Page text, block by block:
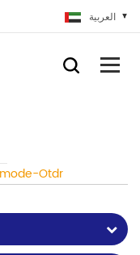
العربية
Otdr